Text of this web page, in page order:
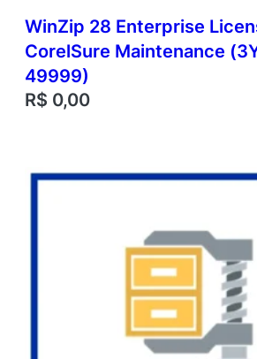
WinZip 28 Enterprise
CorelSure Maintenance
49999)
R$ 0,00